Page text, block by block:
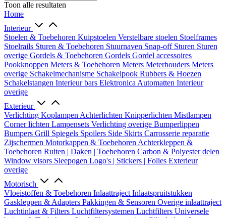
Toon alle resultaten
Home
Interieur
Stoelen & Toebehoren Kuipstoelen Verstelbare stoelen Stoelframes
Stoelrails Sturen & Toebehoren Stuurnaven Snap-off Sturen Sturen
overige Gordels & Toebehoren Gordels Gordel accessoires
Pookknoppen Meters & Toebehoren Meters Meterhouders Meters
overige Schakelmechanisme Schakelpook Rubbers & Hoezen
Schakelstangen Interieur bars Elektronica Automatten Interieur
overige
Exterieur
Verlichting Koplampen Achterlichten Knipperlichten Mistlampen
Corner lichten Lampensets Verlichting overige Bumperlippen
Bumpers Grill Spiegels Spoilers Side Skirts Carrosserie reparatie
Zijschermen Motorkappen & Toebehoren Achterkleppen &
Toebehoren Ruiten | Daken | Toebehoren Carbon & Polyester delen
Window visors Sleepogen Logo's | Stickers | Folies Exterieur
overige
Motorisch
Vloeistoffen & Toebehoren Inlaattraject Inlaatspruitstukken
Gaskleppen & Adapters Pakkingen & Sensoren Overige inlaattraject
Luchtinlaat & Filters Luchtfiltersystemen Luchtfilters Universele